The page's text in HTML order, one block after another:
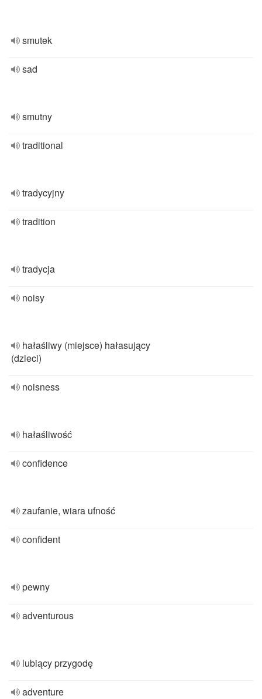
smutek
sad
smutny
traditional
tradycyjny
tradition
tradycja
noisy
hałaśliwy (miejsce) hałasujący
(dzieci)
noisness
hałaśliwość
confidence
zaufanie, wiara ufność
confident
pewny
adventurous
lubiący przygodę
adventure